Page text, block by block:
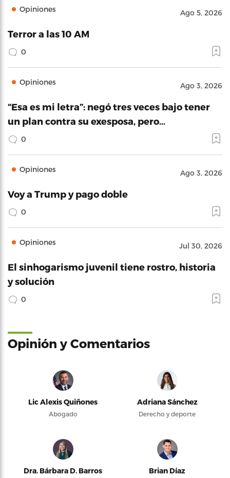
Opiniones Ago 5, 2026
Terror a las 10 AM
0
Opiniones Ago 3, 2026
“Esa es mi letra”: negó tres veces bajo tener
un plan contra su exesposa, pero…
0
Opiniones Ago 3, 2026
Voy a Trump y pago doble
0
Opiniones Jul 30, 2026
El sinhogarismo juvenil tiene rostro, historia
y solución
0
Opinión y Comentarios
Lic Alexis Quiñones
Abogado
Adriana Sánchez
Derecho y deporte
Dra. Bárbara D. Barros Brian Díaz